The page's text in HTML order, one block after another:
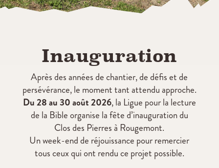
Inauguration
Après des années de chantier, de défis et de
persévérance, le moment tant attendu approche.
Du 28 au 30 août 2026, la Ligue pour la lecture
de la Bible organise la fête d’inauguration du
Clos des Pierres à Rougemont.
Un week-end de réjouissance pour remercier
tous ceux qui ont rendu ce projet possible.